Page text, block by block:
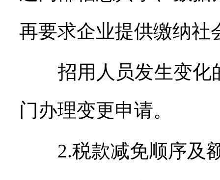
再要求企业提供缴纳社
招用人员发生变化
门办理变更申请。
2.税款减免顺序及